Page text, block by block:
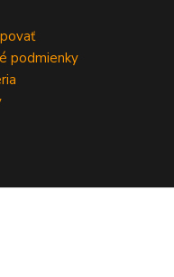
podmienky